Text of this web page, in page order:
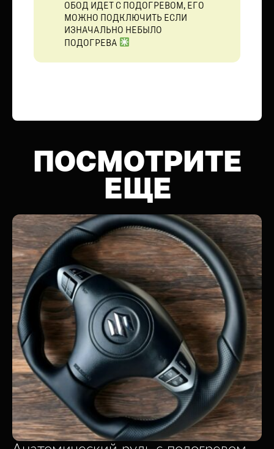
ОБОД ИДЕТ С ПОДОГРЕВОМ, ЕГО
МОЖНО ПОДКЛЮЧИТЬ ЕСЛИ
ИЗНАЧАЛЬНО НЕБЫЛО
ПОДОГРЕВА
ПОСМОТРИТЕ
ЕЩЕ